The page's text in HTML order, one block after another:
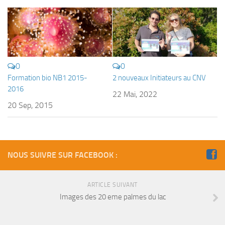
Sorties techniques
APNEE
SORTIES
Sorties 2026
Sorties 2024
Sorties 2022
Sorties 2021
0
Formation bio NB1 2015-
2016
20 Sep, 2015
0
2 nouveaux Initiateurs au CNV
22 Mai, 2022
NOUS SUIVRE SUR FACEBOOK :
ARTICLE SUIVANT
Images des 20 eme palmes du lac